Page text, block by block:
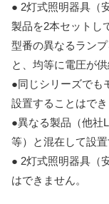
● 2灯式照明器具（
製品を2本セットし
型番の異なるラン
と、均等に電圧が
●同じシリーズでも
設置することはでき
●異なる製品（他社
等）と混在して設置
● 2灯式照明器具（
はできません。